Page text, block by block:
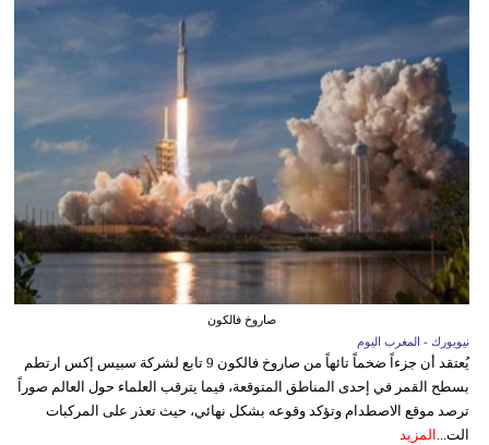
صاروخ فالكون
نيويورك - المغرب اليوم
يُعتقد أن جزءاً ضخماً تائهاً من صاروخ فالكون 9 تابع لشركة سبيس إكس ارتطم
بسطح القمر في إحدى المناطق المتوقعة، فيما يترقب العلماء حول العالم صوراً
ترصد موقع الاصطدام وتؤكد وقوعه بشكل نهائي، حيث تعذر على المركبات
الت... المزيد